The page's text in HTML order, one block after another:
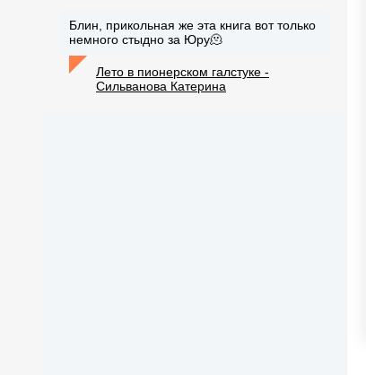
Блин, прикольная же эта книга вот только
немного стыдно за Юру🫠
Лето в пионерском галстуке -
Сильванова Катерина